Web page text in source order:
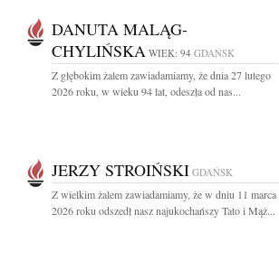
DANUTA MALĄG-
CHYLIŃSKA WIEK: 94 GDAŃSK
Z głębokim żalem zawiadamiamy, że dnia 27 lutego
2026 roku, w wieku 94 lat, odeszła od nas...
JERZY STROIŃSKI GDAŃSK
Z wielkim żalem zawiadamiamy, że w dniu 11 marca
2026 roku odszedł nasz najukochańszy Tato i Mąż...